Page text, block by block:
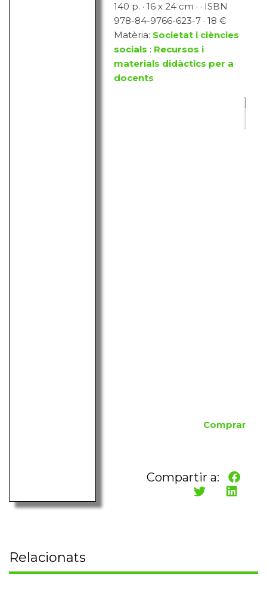
140 p. · 16 x 24 cm · · ISBN
978-84-9766-623-7 · 18 €
Matèria: Societat i ciències
socials : Recursos i
materials didàctics per a
docents
Comprar
Compartir a:
Relacionats